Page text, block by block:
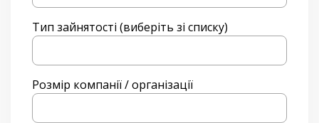
Тип зайнятості (виберіть зі списку)
Розмір компанії / організації